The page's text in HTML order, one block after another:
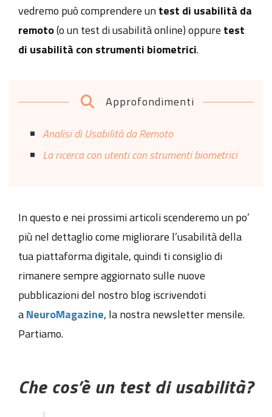
vedremo può comprendere un test di usabilità da
remoto(o un test di usabilità online) oppure test
di usabilità con strumenti biometrici.
Approfondimenti
Analisi di Usabilità da Remoto
La ricerca con utenti con strumenti biometrici
In questo e nei prossimi articoli scenderemo un po’
più nel dettaglio come migliorare l’usabilità della
tua piattaforma digitale, quindi ti consiglio di
rimanere sempre aggiornato sulle nuove
pubblicazioni del nostro blog iscrivendoti
aNeuroMagazine, la nostra newsletter mensile.
Partiamo.
Che cos’è un test di usabilità?